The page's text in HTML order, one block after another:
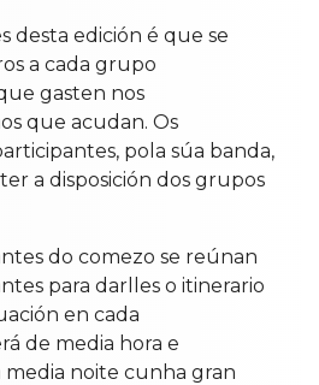
desta edición é que se
a cada grupo
gasten nos
que acudan. Os
pola súa banda,
a disposición dos grupos
do comezo se reúnan
para darlles o itinerario
en cada
de media hora e
media noite cunha gran